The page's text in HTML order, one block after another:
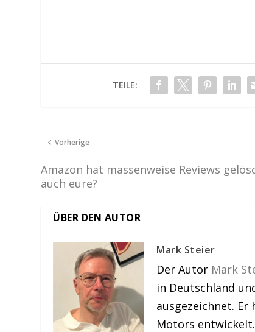
TEILE:
Vorherige
Amazon hat massenweise Reviews
auch eure?
ÜBER DEN AUTOR
Mark Steier
Der Autor Mark
in Deutschland
ausgezeichnet.
Motors